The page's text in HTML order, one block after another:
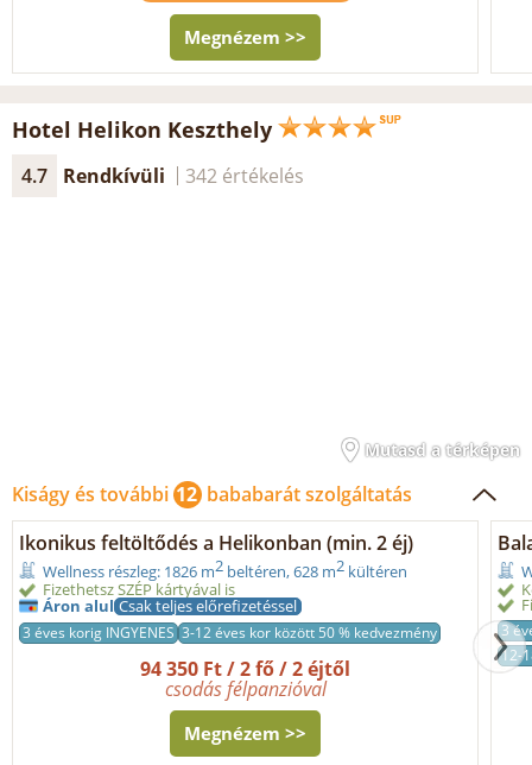
Megnézem >>
Hotel Helikon Keszthely
4.7 Rendkívüli 342 értékelés
Mutasd a térképen
Kiságy és további 12 bababarát szolgáltatás
Ikonikus feltöltődés a Helikonban (min. 2 éj)
Wellness részleg: 1826 m2 beltéren, 628 m2 kültéren
Fizethetsz SZÉP kártyával is
Áron alul Csak teljes előrefizetéssel
3 éves korig INGYENES 3-12 éves kor között 50 % kedvezmény
94 350 Ft / 2 fő / 2 éjtől
csodás félpanzióval
Megnézem >>
3
12-